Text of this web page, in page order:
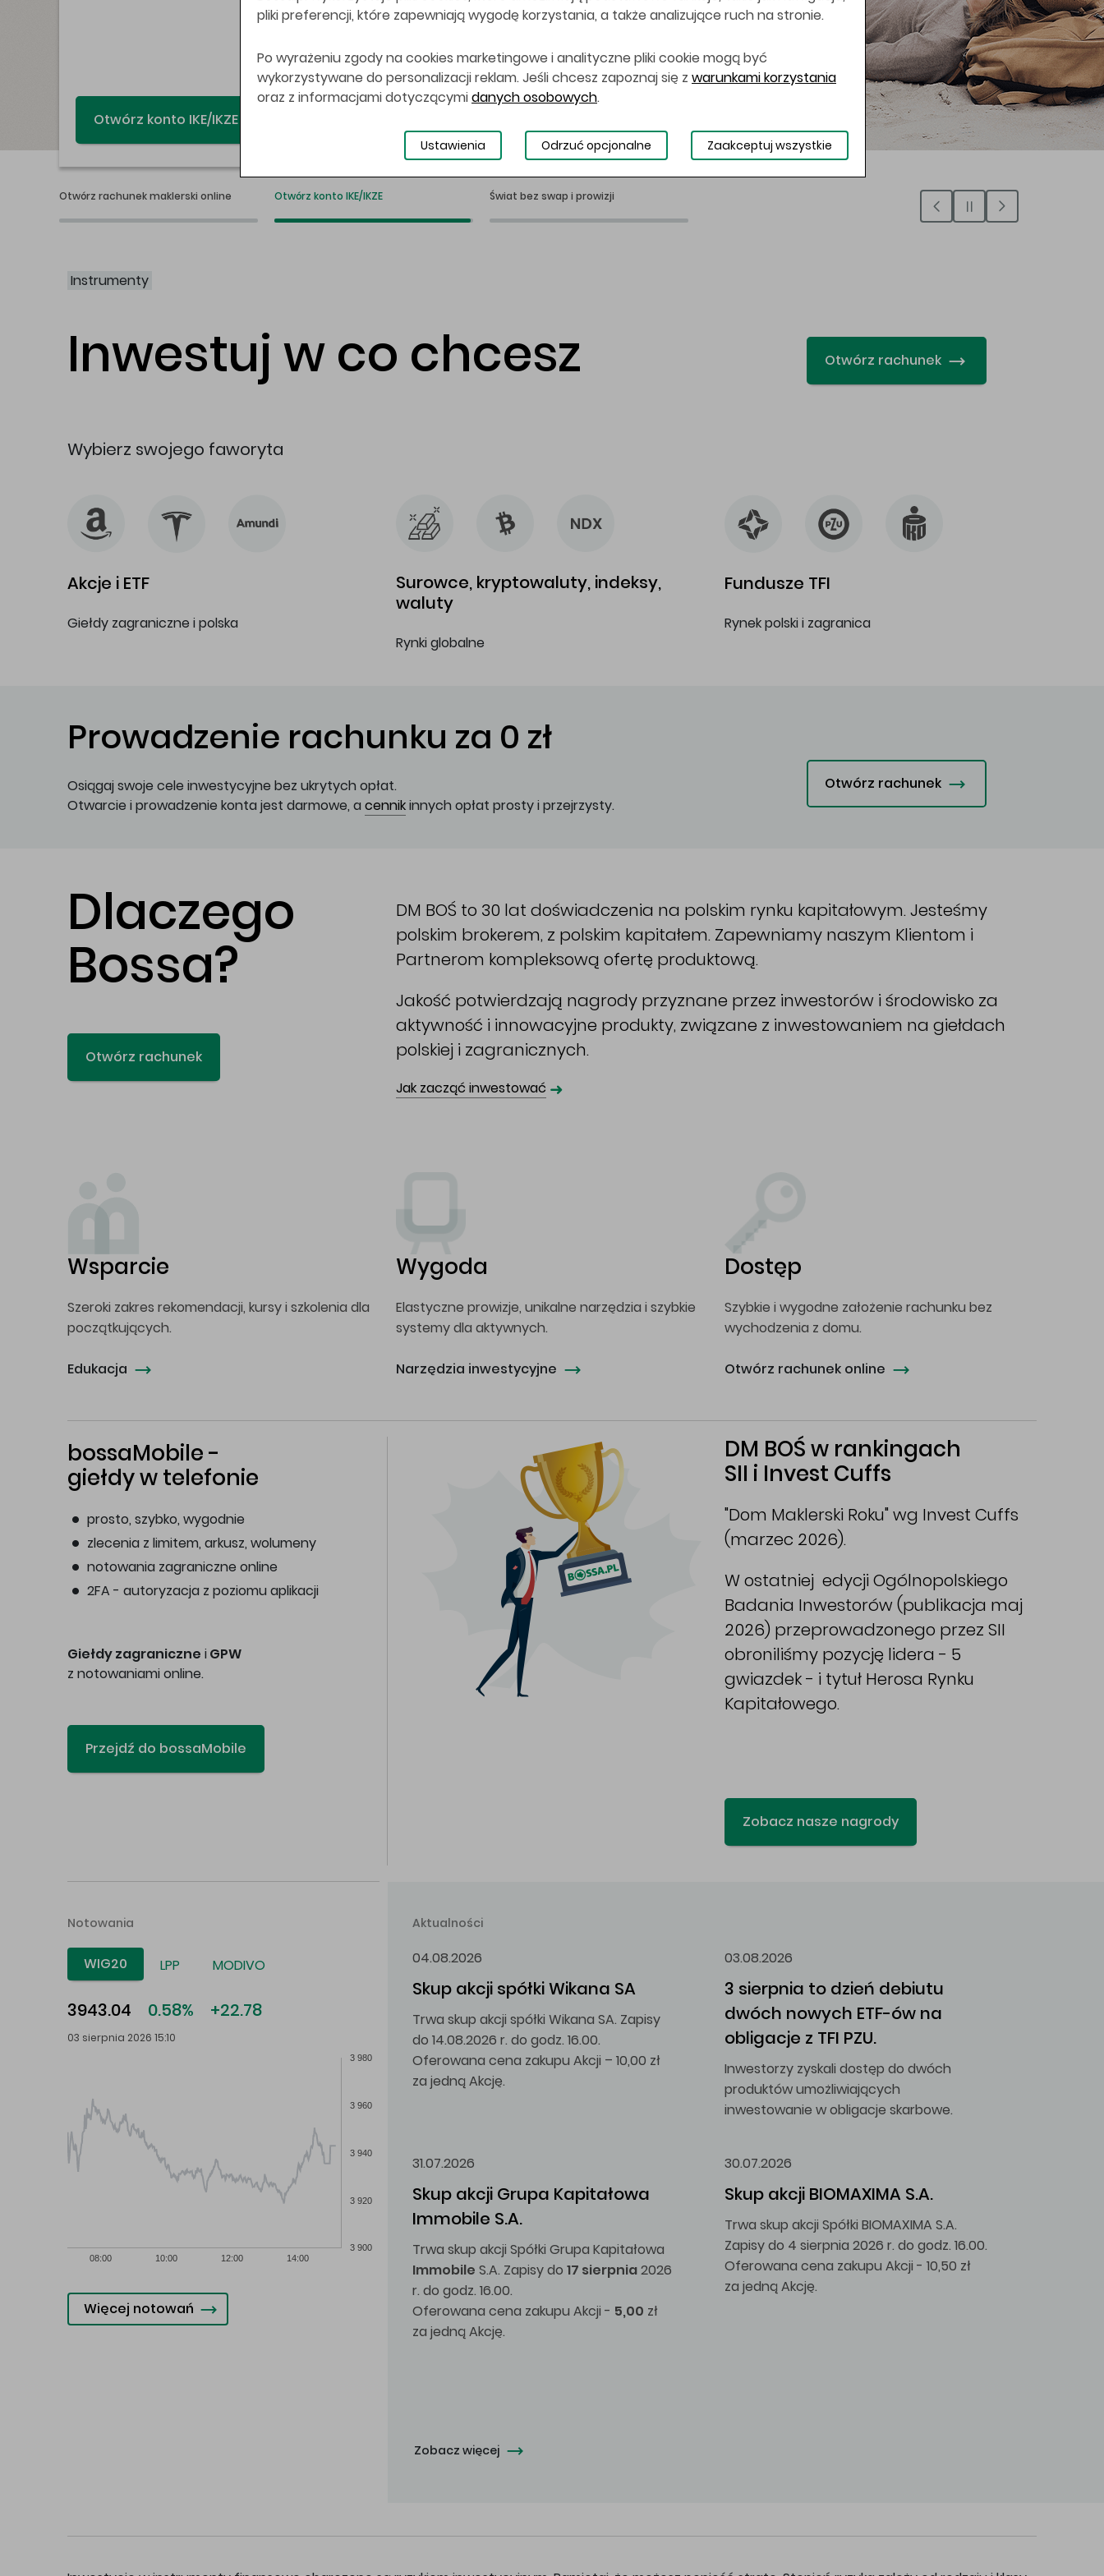
Świat bez swap
Otwórz rachunek maklerski online Otwórz konto IKE/IKZE Świat bez swap i prowizji
Instrumenty
Inwestuj w co chcesz Otwórz rachunek
Wybierz swojego faworyta
Akcje i ETF
Giełdy zagraniczne i polska
Surowce, kryptowaluty, indeksy,
waluty
Rynki globalne
Fundusze TFI
Rynek polski i zagranica
Prowadzenie rachunku za 0 zł
Osiągaj swoje cele inwestycyjne bez ukrytych opłat.
Otwarcie i prowadzenie konta jest darmowe, a cennikinnych opłat prosty i przejrzysty.
Otwórz rachunek
Dlaczego
Bossa?
Otwórz rachunek
DM BOŚ to 30 lat doświadczenia na polskim rynku kapitałowym. Jesteśmy
polskim brokerem, z polskim kapitałem. Zapewniamy naszym Klientom i
Partnerom kompleksową ofertę produktową.
Jakość potwierdzają nagrody przyznane przez inwestorów i środowisko za
aktywność i innowacyjne produkty, związane z inwestowaniem na giełdach
polskiej i zagranicznych.
Jak zacząć inwestować ➜
Wsparcie
Szeroki zakres rekomendacji, kursy i szkolenia dla
początkujących.
Edukacja
Wygoda
Elastyczne prowizje, unikalne narzędzia i szybkie
systemy dla aktywnych.
Narzędzia inwestycyjne
Dostęp
Szybkie i wygodne założenie rachunku bez
wychodzenia z domu.
Otwórz rachunek online
bossaMobile -
giełdy w telefonie
prosto, szybko, wygodnie
zlecenia z limitem, arkusz, wolumeny
notowania zagraniczne online
2FA - autoryzacja z poziomu aplikacji
Giełdy zagraniczne i GPW
z notowaniami online.
Przejdź do bossaMobile
DM BOŚ w rankingach
SII i Invest Cuffs
"Dom Maklerski Roku" wg Invest Cuffs
(marzec 2026).
W ostatniej edycji Ogólnopolskiego
Badania Inwestorów (publikacja maj
2026) przeprowadzonego przez SII
obroniliśmy pozycję lidera - 5
gwiazdek - i tytuł Herosa Rynku
Kapitałowego.
Zobacz nasze nagrody
Notowania
WIG20 LPP MODIVO
3943.04 0.58% +22.78
03 sierpnia 2026 15:10
08:00 10:00 12:00 14:00
3 900
3 920
3 940
3 960
3 980
Więcej notowań
Aktualności
04.08.2026
Skup akcji spółki Wikana SA
Trwa skup akcji spółki Wikana SA. Zapisy
do 14.08.2026 r. do godz. 16.00.
Oferowana cena zakupu Akcji – 10,00 zł
za jedną Akcję.
03.08.2026
3 sierpnia to dzień debiutu
dwóch nowych ETF-ów na
obligacje z TFI PZU.
Inwestorzy zyskali dostęp do dwóch
produktów umożliwiających
inwestowanie w obligacje skarbowe.
31.07.2026
Skup akcji Grupa Kapitałowa
Immobile S.A.
Trwa skup akcji Spółki Grupa Kapitałowa
Immobile S.A. Zapisy do 17 sierpnia2026
r. do godz. 16.00.
Oferowana cena zakupu Akcji - 5,00 zł
za jedną Akcję.
30.07.2026
Skup akcji BIOMAXIMA S.A.
Trwa skup akcji Spółki BIOMAXIMA S.A.
Zapisy do 4 sierpnia 2026 r. do godz. 16.00.
Oferowana cena zakupu Akcji - 10,50 zł
za jedną Akcję.
Zobacz więcej
pliki preferencji, które zapewniają wygodę korzystania, a także analizujące ruch na stronie.
Po wyrażeniu zgody na cookies marketingowe i analityczne pliki cookie mogą być
wykorzystywane do personalizacji reklam. Jeśli chcesz zapoznaj się z warunkami korzystania
oraz z informacjami dotyczącymidanych osobowych.
Ustawienia Odrzuć opcjonalne Zaakceptuj wszystkie